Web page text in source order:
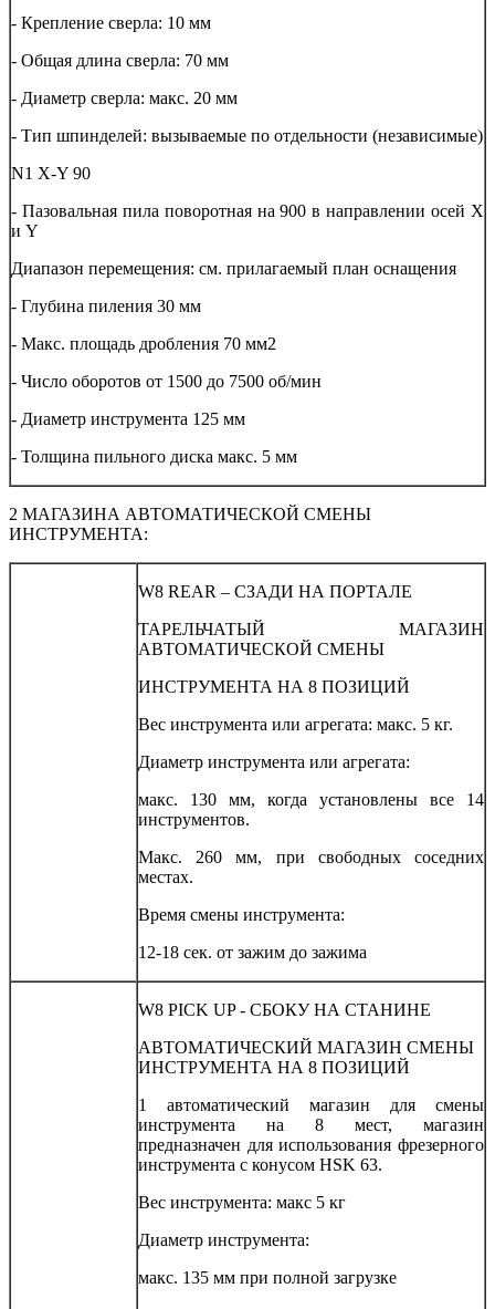
- Крепление сверла: 10 мм
- Общая длина сверла: 70 мм
- Диаметр сверла: макс. 20 мм
- Тип шпинделей: вызываемые по отдельности (независимые)
N1 Х-Y 90
- Пазовальная пила поворотная на 900 в направлении осей Х
и Y
Диапазон перемещения: см. прилагаемый план оснащения
- Глубина пиления 30 мм
- Макс. площадь дробления 70 мм2
- Число оборотов от 1500 до 7500 об/мин
- Диаметр инструмента 125 мм
- Толщина пильного диска макс. 5 мм
2 МАГАЗИНА АВТОМАТИЧЕСКОЙ СМЕНЫ
ИНСТРУМЕНТА:
W8 REAR – СЗАДИ НА ПОРТАЛЕ
ТАРЕЛЬЧАТЫЙ МАГАЗИН
АВТОМАТИЧЕСКОЙ СМЕНЫ
ИНСТРУМЕНТА НА 8 ПОЗИЦИЙ
Вес инструмента или агрегата: макс. 5 кг.
Диаметр инструмента или агрегата:
макс. 130 мм, когда установлены все 14
инструментов.
Макс. 260 мм, при свободных соседних
местах.
Время смены инструмента:
12-18 сек. от зажим до зажима
W8 PICK UP - СБОКУ НА СТАНИНЕ
АВТОМАТИЧЕСКИЙ МАГАЗИН СМЕНЫ
ИНСТРУМЕНТА НА 8 ПОЗИЦИЙ
1 автоматический магазин для смены
инструмента на 8 мест, магазин
предназначен для использования фрезерного
инструмента с конусом HSK 63.
Вес инструмента: макс 5 кг
Диаметр инструмента:
макс. 135 мм при полной загрузке